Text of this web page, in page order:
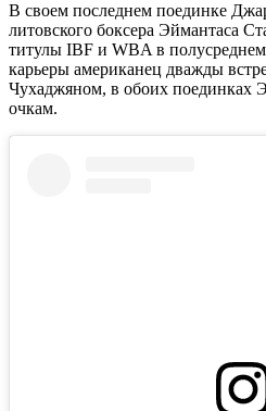
В своем последнем поединке
литовского боксера Эймантаса
титулы IBF и WBA в
карьеры американец дважды
Чухаджяном, в обоих поединках
очкам.